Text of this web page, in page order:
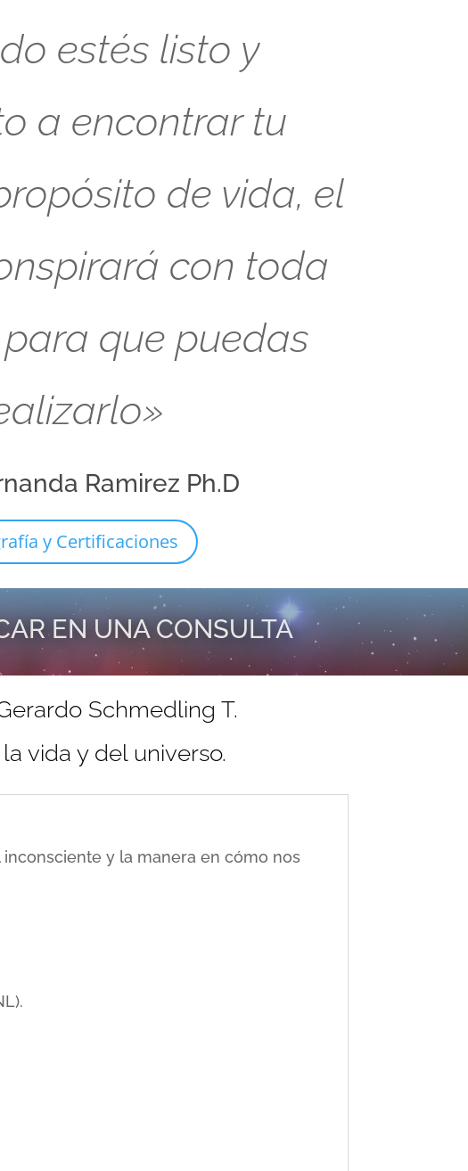
estés listo y
a encontrar tu
de vida, el
con toda
que puedas
Ramirez Ph.D
y Certificaciones
EN UNA CONSULTA
Schmedling T.
vida y del universo.
y la manera en cómo nos